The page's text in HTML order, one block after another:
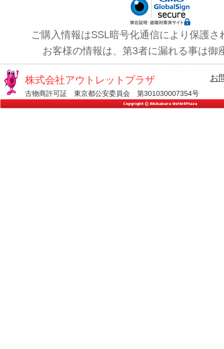
ご購入情報はSSL暗号化通信により保護さ
お客様の情報は、第3者に漏れる事は御
株式会社アウトレットプラザ
古物商許可証 東京都公安委員会 第301030007354号
お